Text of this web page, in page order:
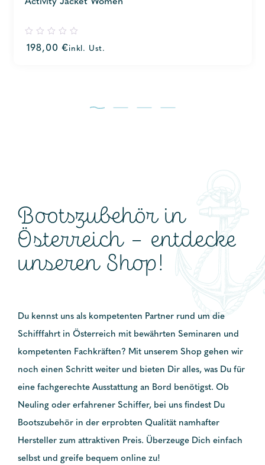
out
198,00€inkl. Ust.
Bootszubehör in
Österreich – entdecke
unseren Shop!
Du kennst uns als kompetenten Partner rund um die
Schifffahrt in Österreich mit bewährten Seminaren und
kompetenten Fachkräften? Mit unserem Shop gehen wir
noch einen Schritt weiter und bieten Dir alles, was Du für
eine fachgerechte Ausstattung an Bord benötigst. Ob
Neuling oder erfahrener Schiffer, bei uns findest Du
Bootszubehör in der erprobten Qualität namhafter
Hersteller zum attraktiven Preis. Überzeuge Dich einfach
selbst und greife bequem online zu!